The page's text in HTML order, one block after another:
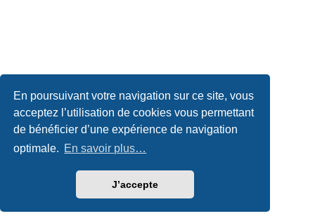
En poursuivant votre navigation sur ce site, vous
acceptez l’utilisation de cookies vous permettant
de bénéficier d’une expérience de navigation
optimale. En savoir plus…
J’accepte